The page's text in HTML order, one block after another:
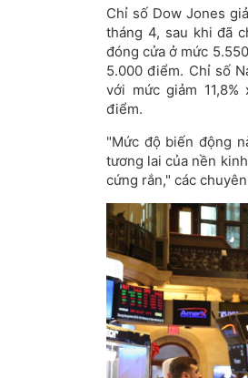
Chỉ số Dow Jones
tháng 4, sau khi đã
đóng cửa ở mức
5.000 điểm. Chỉ số
với mức giảm
điểm.
"Mức độ biến động
tương lai của nền
cứng rắn," các